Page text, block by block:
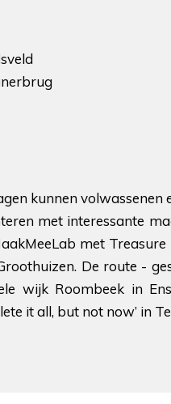
kunnen
met interessante
met
De route -
wijk Roombeek in
it all, but not now’ in